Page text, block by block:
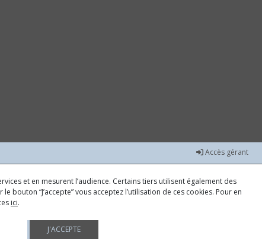
Accès gérant
et en mesurent l’audience. Certains tiers utilisent également des
“J’accepte” vous acceptez l’utilisation de ces cookies. Pour en
ici.
J'ACCEPTE